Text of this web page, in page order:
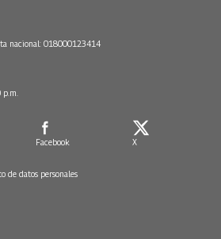
nacional: 018000123414
Facebook X
de datos personales